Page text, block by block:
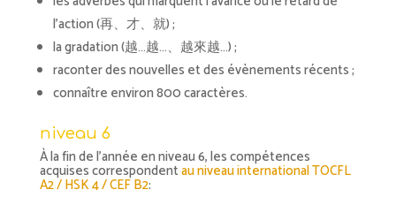
l’action (再、才、就) ;
la gradation (越…越…、越來越…) ;
raconter des nouvelles et des évènements récents ;
connaître environ 800 caractères.
niveau 6
À la fin de l’année en niveau 6, les compétences
acquises correspondentau niveau international TOCFL
A2 / HSK 4 / CEF B2: